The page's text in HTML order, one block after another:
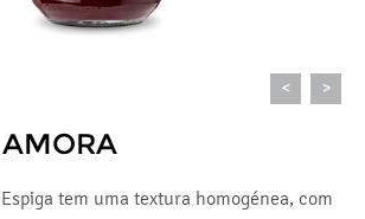
< >
tem uma textura homogénea, com